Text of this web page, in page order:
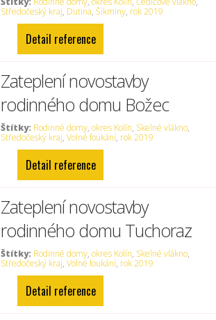
Středočeský kraj, Dutina,Šikminy, rok 2019
Detail reference
Zateplení novostavby
rodinného domu Božec
Štítky: Rodinné domy,okres Kolín, Skelné vlákno,
Středočeský kraj,Volné foukání, rok 2019
Detail reference
Zateplení novostavby
rodinného domu Tuchoraz
Štítky: Rodinné domy,okres Kolín, Skelné vlákno,
Středočeský kraj,Volné foukání, rok 2019
Detail reference